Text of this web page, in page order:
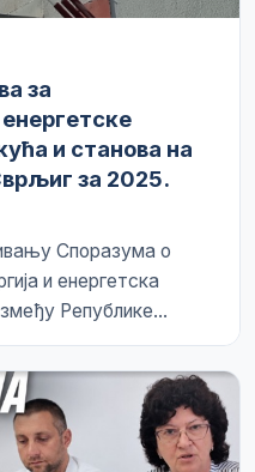
за
и станова на
за 2025.
Споразума о
и енергетска
Републике...